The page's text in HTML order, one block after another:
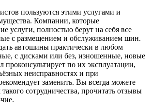
пользуются этими услугами и
Компании, которые
услуги, полностью берут на себя все
с размещением и обслуживанием шин.
автошины практически в любом
с дисками или без, изношенные, новые
проконсультирует по их эксплуатации,
неисправностях и при
заменить. Вы всегда можете
такого сотрудничества, прочитать отзывы